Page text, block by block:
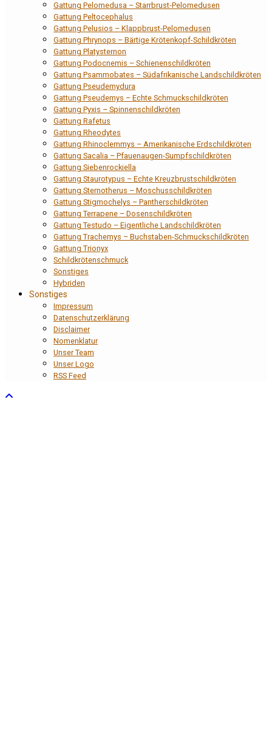
Gattung Pelomedusa – Starrbrust-Pelomedusen
Gattung Peltocephalus
Gattung Pelusios – Klappbrust-Pelomedusen
Gattung Phrynops – Bärtige Krötenkopf-Schildkröten
Gattung Platysternon
Gattung Podocnemis – Schienenschildkröten
Gattung Psammobates – Südafrikanische Landschildkröten
Gattung Pseudemydura
Gattung Pseudemys – Echte Schmuckschildkröten
Gattung Pyxis – Spinnenschildkröten
Gattung Rafetus
Gattung Rheodytes
Gattung Rhinoclemmys – Amerikanische Erdschildkröten
Gattung Sacalia – Pfauenaugen-Sumpfschildkröten
Gattung Siebenrockiella
Gattung Staurotypus – Echte Kreuzbrustschildkröten
Gattung Sternotherus – Moschusschildkröten
Gattung Stigmochelys – Pantherschildkröten
Gattung Terrapene – Dosenschildkröten
Gattung Testudo – Eigentliche Landschildkröten
Gattung Trachemys – Buchstaben-Schmuckschildkröten
Gattung Trionyx
Schildkrötenschmuck
Sonstiges
Hybriden
Sonstiges
Impressum
Datenschutzerklärung
Disclaimer
Nomenklatur
Unser Team
Unser Logo
RSS Feed